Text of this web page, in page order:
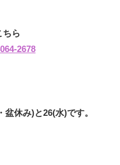
ちら
2678
休み)と26(水)です。